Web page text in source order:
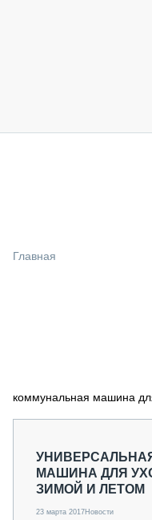
СПЕЦПРОЕКТЫ
О ПРОЕКТЕ
Главная
коммунальная машина
МАШИНА ДЛЯ
ЗИМОЙ И ЛЕТОМ
23 марта 2017Новости